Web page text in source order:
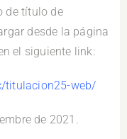
de título de
desde la página
el siguiente link:
titulacion25-web/
de 2021.